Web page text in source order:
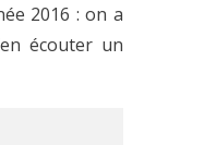
2016 : on a
écouter un